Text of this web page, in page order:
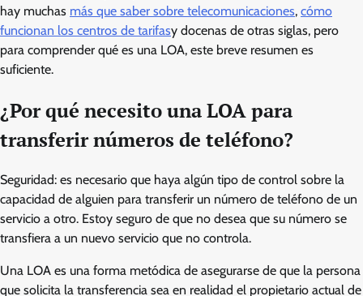
hay muchas más que saber sobre telecomunicaciones, cómo
funcionan los centros de tarifasy docenas de otras siglas, pero
para comprender qué es una LOA, este breve resumen es
suficiente.
¿Por qué necesito una LOA para
transferir números de teléfono?
Seguridad: es necesario que haya algún tipo de control sobre la
capacidad de alguien para transferir un número de teléfono de un
servicio a otro. Estoy seguro de que no desea que su número se
transfiera a un nuevo servicio que no controla.
Una LOA es una forma metódica de asegurarse de que la persona
que solicita la transferencia sea en realidad el propietario actual de